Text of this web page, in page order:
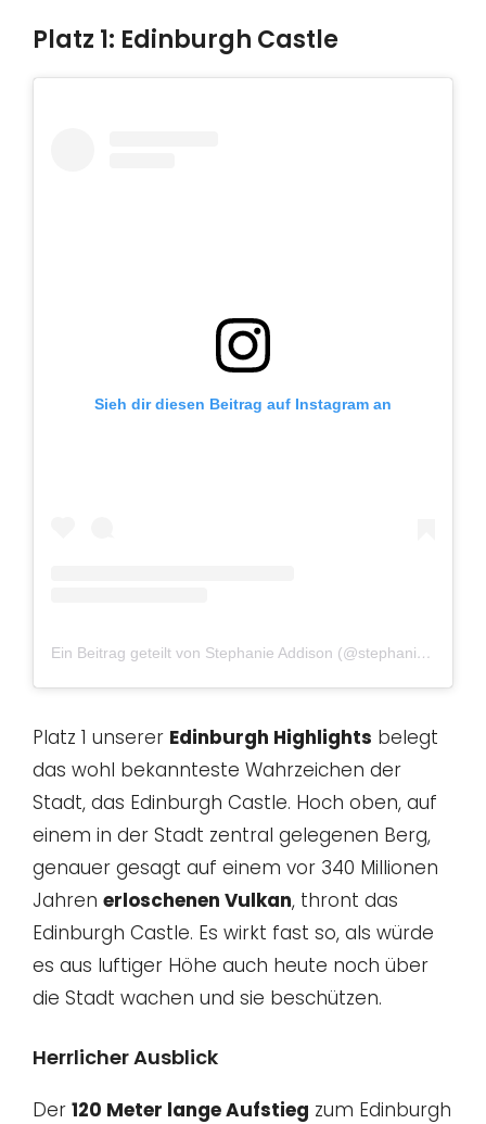
Platz 1: Edinburgh Castle
Sieh dir diesen Beitrag auf Instagram an
Ein Beitrag geteilt von Stephanie Addison (@stephaniejaddison)
Platz 1 unserer Edinburgh Highlights belegt
das wohl bekannteste Wahrzeichen der
Stadt, das Edinburgh Castle. Hoch oben, auf
einem in der Stadt zentral gelegenen Berg,
genauer gesagt auf einem vor 340 Millionen
Jahren erloschenen Vulkan, thront das
Edinburgh Castle. Es wirkt fast so, als würde
es aus luftiger Höhe auch heute noch über
die Stadt wachen und sie beschützen.
Herrlicher Ausblick
Der 120 Meter lange Aufstieg zum Edinburgh